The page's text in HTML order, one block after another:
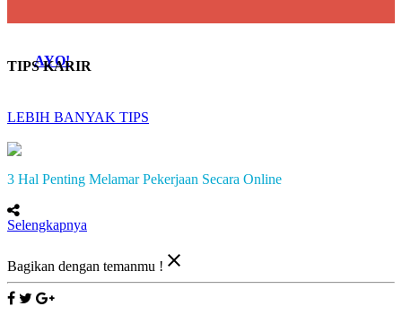
AYO!
TIPS KARIR
LEBIH BANYAK TIPS
3 Hal Penting Melamar Pekerjaan Secara Online
Selengkapnya
Bagikan dengan temanmu ! close